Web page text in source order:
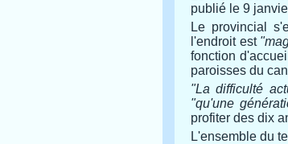
publié le 9
Le provincial
l'endroit est
fonction
paroisses du
"La difficulté
"qu'une
profiter des dix
L'ensemble du